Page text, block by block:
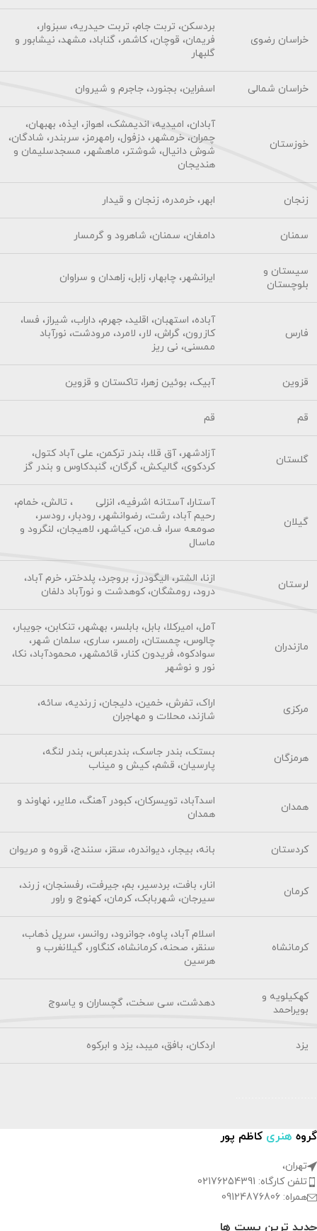
خراسان رضوی
بردسکن، تربت جام، تربت حیدریه، سبزوار،
فریمان، قوچان، کاشمر، گناباد، مشهد، نیشابور و
گلبهار
خراسان شمالی اسفراین، بجنورد، جاجرم و شیروان
خوزستان
آبادان، امیدیه، اندیمشک، اهواز، ایذه، بهبهان،
چمران، خرمشهر، دزفول، رامهرمز، سربندر، شادگان،
شوش دانیال، شوشتر، ماهشهر، مسجدسلیمان و
هندیجان
زنجان ابهر، خرمدره، زنجان و قیدار
سمنان دامغان، سمنان، شاهرود و گرمسار
سیستان و
بلوچستان
ایرانشهر، چابهار، زابل، زاهدان و سراوان
فارس
آباده، استهبان، اقلید، جهرم، داراب، شیراز، فسا،
کازرون، گراش، لار، لامرد، مرودشت، نورآباد
ممسنی، نی ریز
قزوین آبیک، بوئین زهرا، تاکستان و قزوین
قم قم
گلستان
آزادشهر، آق قلا، بندر ترکمن، علی آباد کتول،
کردکوی، گالیکش، گرگان، گنبدکاوس و بندر گز
گیلان
آستارا، آستانه اشرفیه، انزلی ، تالش، خمام،
رحیم آباد، رشت، رضوانشهر، رودبار، رودسر،
صومعه سرا، ف.من، کیاشهر، لاهیجان، لنگرود و
ماسال
لرستان
ازنا، الشتر، الیگودرز، بروجرد، پلدختر، خرم آباد،
درود، رومشگان، کوهدشت و نورآباد دلفان
مازندران
آمل، امیرکلا، بابل، بابلسر، بهشهر، تنکابن، جویبار،
چالوس، چمستان، رامسر، ساری، سلمان شهر،
سوادکوه، فریدون کنار، قائمشهر، محمودآباد، نکا،
نور و نوشهر
مرکزی
اراک، تفرش، خمین، دلیجان، زرندیه، سائه،
شازند، محلات و مهاجران
هرمزگان
بستک، بندر جاسک، بندرعباس، بندر لنگه،
پارسیان، قشم، کیش و میناب
همدان
اسدآباد، تویسرکان، کبودر آهنگ، ملایر، نهاوند و
همدان
کردستان بانه، بیجار، دیواندره، سقز، سنندج، قروه و مریوان
کرمان
انار، بافت، بردسیر، بم، جیرفت، رفسنجان، زرند،
سیرجان، شهربابک، کرمان، کهنوج و راور
کرمانشاه
اسلام آباد، پاوه، جوانرود، روانسر، سرپل ذهاب،
سنقر، صحنه، کرمانشاه، کنگاور، گیلانغرب و
هرسین
کهکیلویه و
بویراحمد
دهدشت، سی سخت، گچساران و یاسوج
یزد اردکان، بافق، میبد، یزد و ابرکوه
گروه هنری کاظم پور
تهران،
تلفن کارگاه: 02176254391
همراه: 09124876806
جدید ترین پست ها